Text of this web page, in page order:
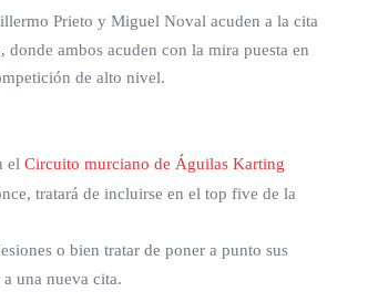
Prieto y Miguel Noval acuden a la cita
ambos acuden con la mira puesta en
de alto nivel.
el Circuito murciano de Águilas Karting
tratará de incluirse en el top five de la
o bien tratar de poner a punto sus
una nueva cita.